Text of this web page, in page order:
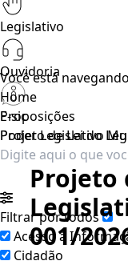
Legislativo
Ouvidoria
E-sic
Poder Legislativo
Filtrar por todos
Acesso à
Cidadão
Você está
Home
Proposições
Projeto de Lei do
Projeto
001/